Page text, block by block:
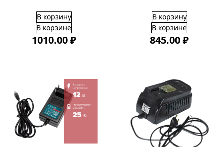
В корзину
В корзине
1010.00 ₽
В корзину
В корзине
845.00 ₽